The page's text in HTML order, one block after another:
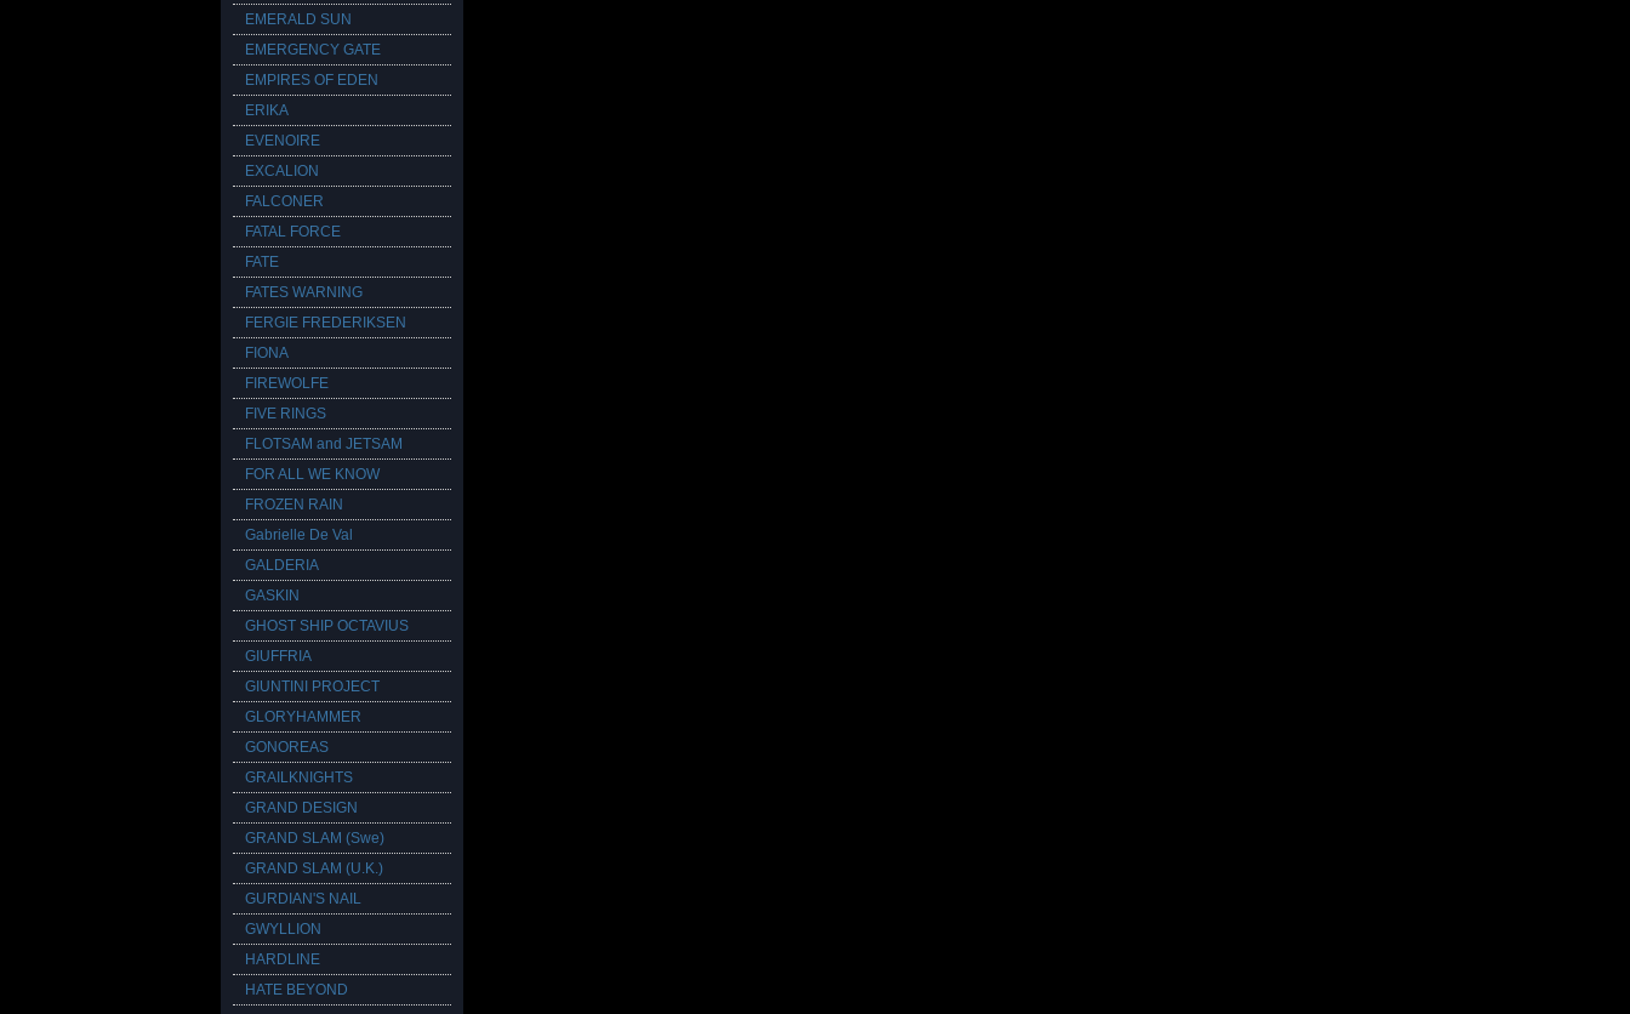
EMERALD SUN
EMERGENCY GATE
EMPIRES OF EDEN
ERIKA
EVENOIRE
EXCALION
FALCONER
FATAL FORCE
FATE
FATES WARNING
FERGIE FREDERIKSEN
FIONA
FIREWOLFE
FIVE RINGS
FLOTSAM and JETSAM
FOR ALL WE KNOW
FROZEN RAIN
Gabrielle De Val
GALDERIA
GASKIN
GHOST SHIP OCTAVIUS
GIUFFRIA
GIUNTINI PROJECT
GLORYHAMMER
GONOREAS
GRAILKNIGHTS
GRAND DESIGN
GRAND SLAM (Swe)
GRAND SLAM (U.K.)
GURDIAN'S NAIL
GWYLLION
HARDLINE
HATE BEYOND